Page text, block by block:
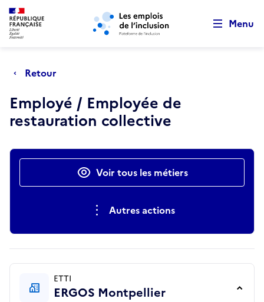
Aller au menu principal Aller au contenu principal
Menu
Retour
Employé / Employée de
restauration collective
Actions rapidesVoir tous les métiers
Autres actions
ETTI
ERGOS Montpellier
Retour au début de la page
Panneau de gestion des cookies